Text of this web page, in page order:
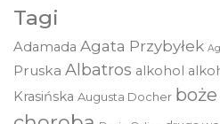
Tagi
Adamada Agata Przybyłek
Pruska Albatros alkohol
Krasińska Augusta Docher